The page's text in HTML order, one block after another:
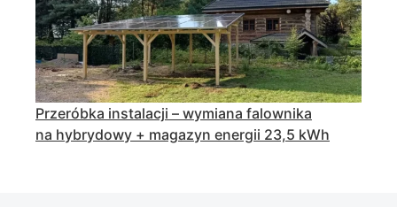
Przeróbka instalacji – wymiana falownika
na hybrydowy + magazyn energii 23,5 kWh